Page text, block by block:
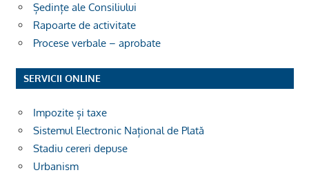
Ședințe ale Consiliului
Rapoarte de activitate
Procese verbale – aprobate
SERVICII ONLINE
Impozite și taxe
Sistemul Electronic Național de Plată
Stadiu cereri depuse
Urbanism